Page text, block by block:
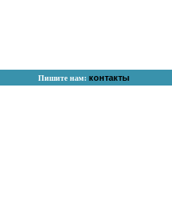
Пишите нам: контакты